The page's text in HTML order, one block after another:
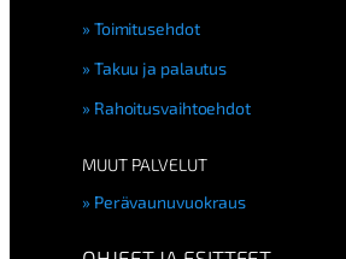
Toimitusehdot
Takuu ja palautus
Rahoitusvaihtoehdot
MUUT PALVELUT
Perävaunuvuokraus